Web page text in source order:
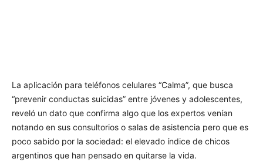
La aplicación para teléfonos celulares “Calma”, que busca
“prevenir conductas suicidas” entre jóvenes y adolescentes,
reveló un dato que confirma algo que los expertos venían
notando en sus consultorios o salas de asistencia pero que es
poco sabido por la sociedad: el elevado índice de chicos
argentinos que han pensado en quitarse la vida.